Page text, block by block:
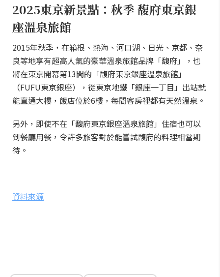
2025東京新景點：秋季 馥府東京銀
座溫泉旅館
2015年秋季，在箱根、熱海、河口湖、日光、京都、奈
良等地享有超高人氣的豪華溫泉旅館品牌「馥府」，也
將在東京開幕第13間的「馥府東京銀座溫泉旅館」
（FUFU東京銀座），從東京地鐵「銀座一丁目」出站就
能直通大樓，飯店位於6樓，每間客房裡都有天然溫泉。
另外，即使不在「馥府東京銀座溫泉旅館」住宿也可以
到餐廳用餐，令許多旅客對於能嘗試馥府的料理相當期
待。
資料來源